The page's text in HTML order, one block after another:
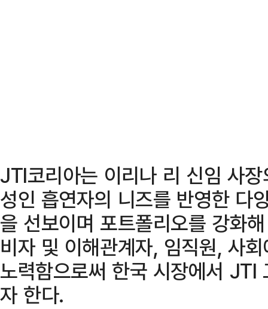
JTI코리아는 이리나 리 신임 사
성인 흡연자의 니즈를 반영한 다
을 선보이며 포트폴리오를 강화
비자 및 이해관계자, 임직원, 사
노력함으로써 한국 시장에서 JTI
자 한다.